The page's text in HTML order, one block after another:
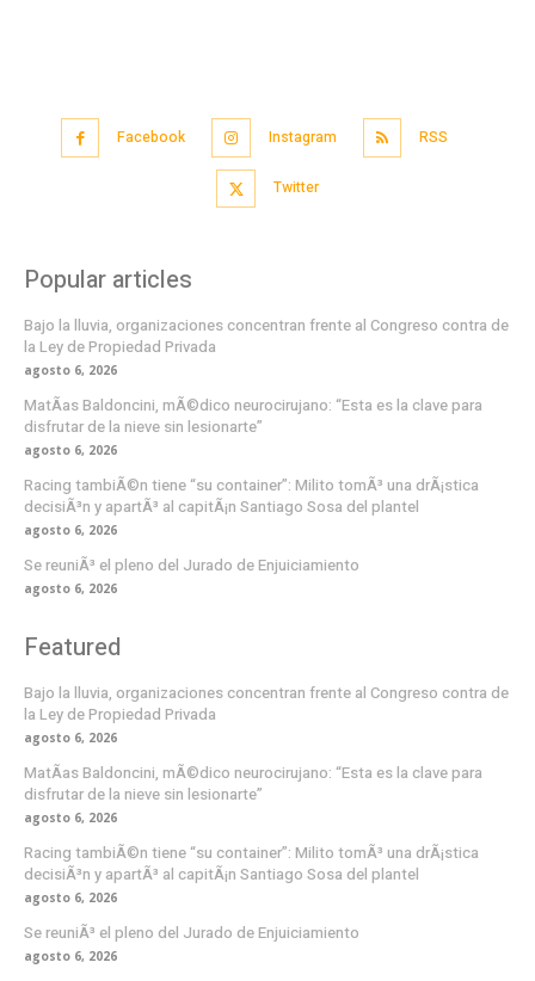
Facebook Instagram RSS
Twitter
Popular articles
Bajo la lluvia, organizaciones concentran frente al Congreso contra de
la Ley de Propiedad Privada
agosto 6, 2026
MatÃ­as Baldoncini, mÃ©dico neurocirujano: “Esta es la clave para
disfrutar de la nieve sin lesionarte”
agosto 6, 2026
Racing tambiÃ©n tiene “su container”: Milito tomÃ³ una drÃ¡stica
decisiÃ³n y apartÃ³ al capitÃ¡n Santiago Sosa del plantel
agosto 6, 2026
Se reuniÃ³ el pleno del Jurado de Enjuiciamiento
agosto 6, 2026
Featured
Bajo la lluvia, organizaciones concentran frente al Congreso contra de
la Ley de Propiedad Privada
agosto 6, 2026
MatÃ­as Baldoncini, mÃ©dico neurocirujano: “Esta es la clave para
disfrutar de la nieve sin lesionarte”
agosto 6, 2026
Racing tambiÃ©n tiene “su container”: Milito tomÃ³ una drÃ¡stica
decisiÃ³n y apartÃ³ al capitÃ¡n Santiago Sosa del plantel
agosto 6, 2026
Se reuniÃ³ el pleno del Jurado de Enjuiciamiento
agosto 6, 2026